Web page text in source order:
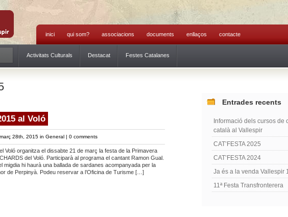
inici qui som? associacions documents enllaços contacte
Activitats Culturals Destacat Festes Catalanes
al Voló
28th, 2015 in General | 0 comments
Voló organitza el dissabte 21 de març la festa de la Primavera
del Voló. Participarà al programa el cantant Ramon Gual.
migdia hi haurà una ballada de sardanes acompanyada per la
de Perpinyà. Podeu reservar a l’Oficina de Turisme […]
Entrades recents
Informació dels cursos de
català al Vallespir
CAT’FESTA 2025
CAT’FESTA 2024
Ja és a la venda Vallespir
11ª Festa Transfronterera